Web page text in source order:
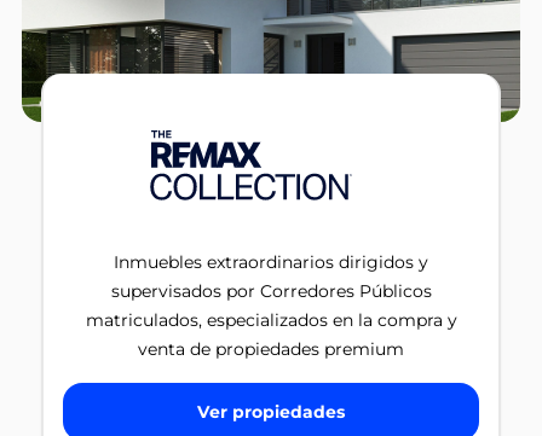
Inmuebles extraordinarios dirigidos y
supervisados por Corredores Públicos
matriculados, especializados en la compra y
venta de propiedades premium
Ver propiedades